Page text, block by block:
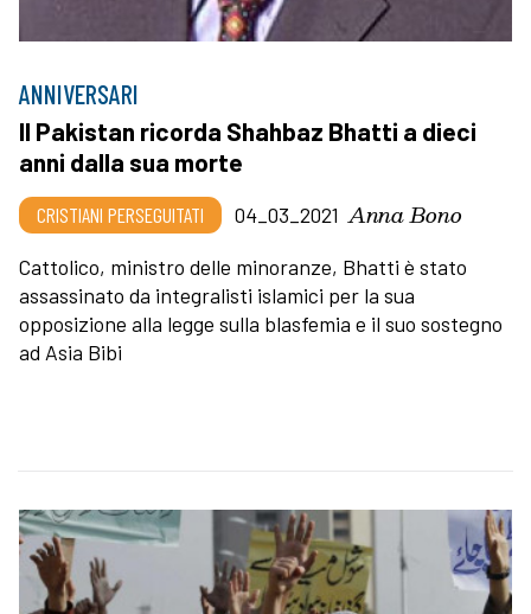
ANNIVERSARI
Il Pakistan ricorda Shahbaz Bhatti a dieci
anni dalla sua morte
CRISTIANI PERSEGUITATI 04_03_2021 Anna Bono
Cattolico, ministro delle minoranze, Bhatti è stato
assassinato da integralisti islamici per la sua
opposizione alla legge sulla blasfemia e il suo sostegno
ad Asia Bibi